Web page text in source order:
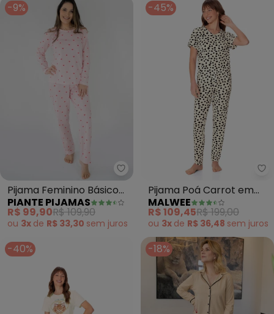
-9%
Piante Pijamas - Pijama
Pijama Feminino Básico
Algodão Melissa (Bege)
PIANTE PIJAMAS
R$ 99,90R$ 109,90
ou 3x de R$ 33,30 sem juros
-45%
Pijama Poá Carrot em
Malha Essence (Off
White)
MALWEE
R$ 109,45R$ 199,00
ou 3x de R$ 36,48 sem juros
-40% -18%